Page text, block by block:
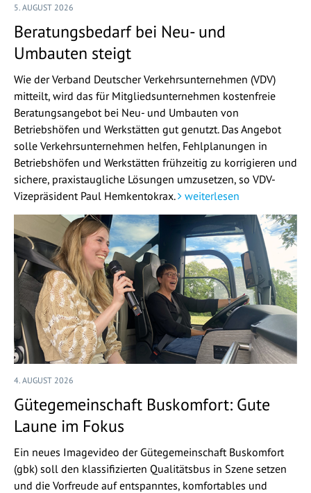
5. AUGUST 2026
Beratungsbedarf bei Neu- und
Umbauten steigt
Wie der Verband Deutscher Verkehrsunternehmen (VDV)
mitteilt, wird das für Mitgliedsunternehmen kostenfreie
Beratungsangebot bei Neu- und Umbauten von
Betriebshöfen und Werkstätten gut genutzt. Das Angebot
solle Verkehrsunternehmen helfen, Fehlplanungen in
Betriebshöfen und Werkstätten frühzeitig zu korrigieren und
sichere, praxistaugliche Lösungen umzusetzen, so VDV-
Vizepräsident Paul Hemkentokrax.
weiterlesen
4. AUGUST 2026
Gütegemeinschaft Buskomfort: Gute
Laune im Fokus
Ein neues Imagevideo der Gütegemeinschaft Buskomfort
(gbk) soll den klassifizierten Qualitätsbus in Szene setzen
und die Vorfreude auf entspanntes, komfortables und